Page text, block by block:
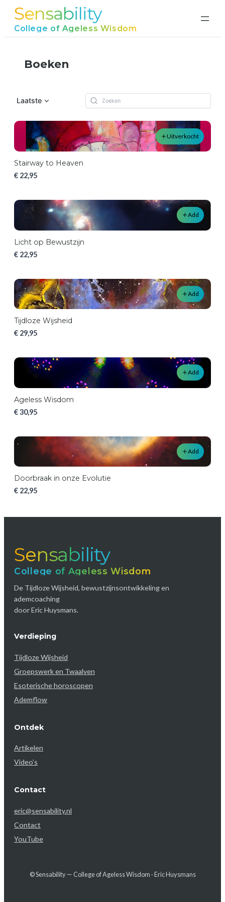
Sensability
College of Ageless Wisdom
Boeken
Laatste
Uitverkocht
Stairway to Heaven
€ 22,95
Add
Licht op Bewustzijn
€ 22,95
Add
Tijdloze Wijsheid
€ 29,95
Add
Ageless Wisdom
€ 30,95
Add
Doorbraak in onze Evolutie
€ 22,95
Sensability
College of Ageless Wisdom
De Tijdloze Wijsheid, bewustzijnsontwikkeling en
ademcoaching
door Eric Huysmans.
Verdieping
Tijdloze Wijsheid
Groepswerk en Twaalven
Esoterische horoscopen
Ademflow
Ontdek
Artikelen
Video’s
Contact
eric@sensability.nl
Contact
YouTube
© Sensability — College of Ageless Wisdom · Eric Huysmans